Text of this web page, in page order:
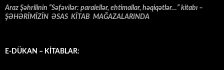
Araz Şəhrilinin “Səfəvilər: paralellər, ehtimallar, həqiqətlər…” kitabı –
ŞƏHƏRİMİZİN ƏSAS KİTAB MAĞAZALARINDA
E-DÜKAN – KİTABLAR: